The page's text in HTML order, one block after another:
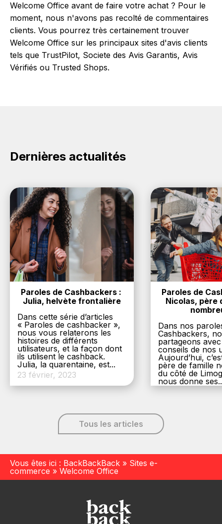
Welcome Office avant de faire votre achat ? Pour le
moment, nous n'avons pas recolté de commentaires
clients. Vous pourrez très certainement trouver
Welcome Office sur les principaux sites d'avis clients
tels que TrustPilot, Societe des Avis Garantis, Avis
Vérifiés ou Trusted Shops.
Dernières actualités
Paroles de Cashbackers :
Julia, helvète frontalière
Dans cette série d’articles
« Paroles de cashbacker »,
nous vous relaterons les
histoires de différents
utilisateurs, et la façon dont
ils utilisent le cashback.
Julia, la quarentaine, est...
23 février, 2023
Paroles de
Nicolas, père
Dans nos
Cashbackers,
partageons
conseils de nos
Aujourd’hui,
père de famille
du côté de
nous donne
Tous les articles
Vous êtes ici : BackBackBack » Sites e-
commerce » Welcome Office